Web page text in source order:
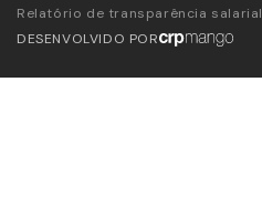
Relatório de transparência salarial
DESENVOLVIDO POR